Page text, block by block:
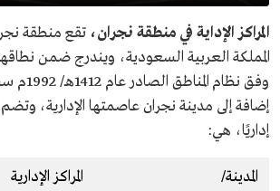
المراكز الإداية في منطقة نجران، تقع منطقة
المملكة العربية السعودية، ويندرج ضمن
وفق نظام
إداريًا، هي:
المدينة/
المراكز الإدارية